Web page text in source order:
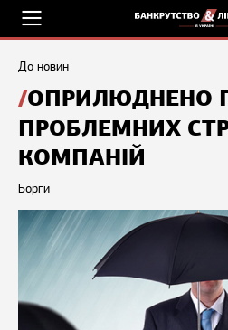
До новин
ОПРИЛЮДНЕНО
ПРОБЛЕМНИХ
КОМПАНІЙ
Борги